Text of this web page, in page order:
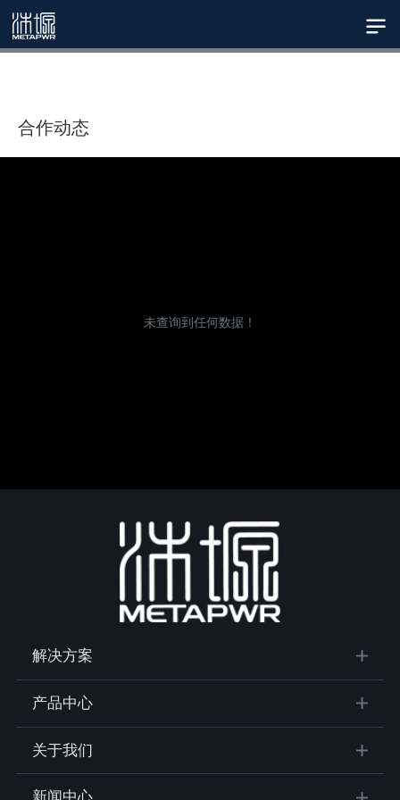
合作动态
未查询到任何数据！
解决方案
产品中心
关于我们